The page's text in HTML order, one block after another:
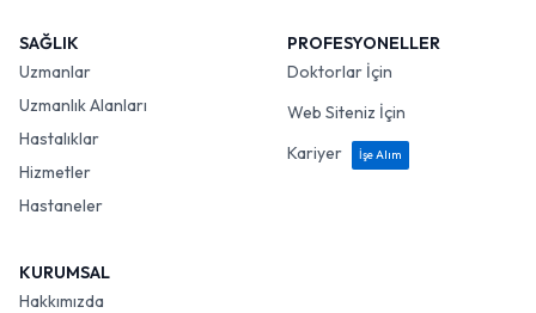
SAĞLIK
Uzmanlar
Uzmanlık Alanları
Hastalıklar
Hizmetler
Hastaneler
PROFESYONELLER
Doktorlar İçin
Web Siteniz İçin
Kariyer
İşe Alım
KURUMSAL
Hakkımızda